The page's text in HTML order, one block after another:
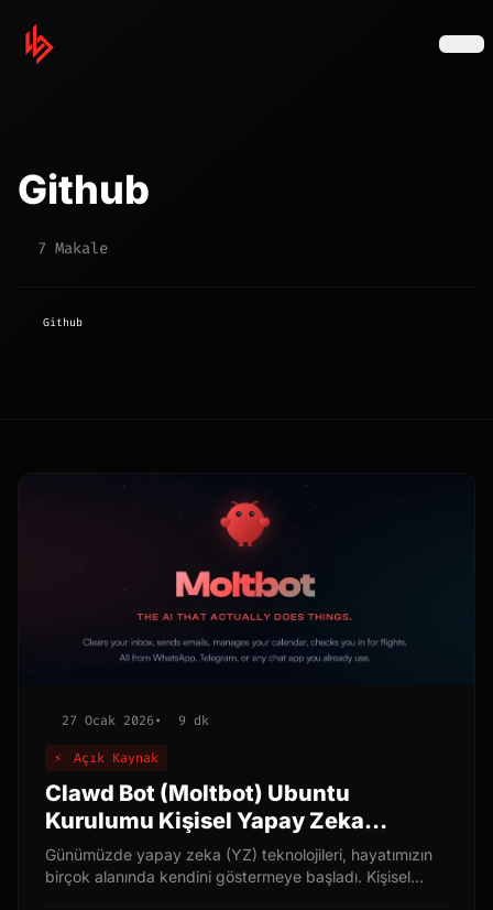
Github
7 Makale
Github
27 Ocak 2026• 9 dk
⚡ Açık Kaynak
Clawd Bot (Moltbot) Ubuntu
Kurulumu Kişisel Yapay Zeka
Asistanınız
Günümüzde yapay zeka (YZ) teknolojileri, hayatımızın
birçok alanında kendini göstermeye başladı. Kişisel